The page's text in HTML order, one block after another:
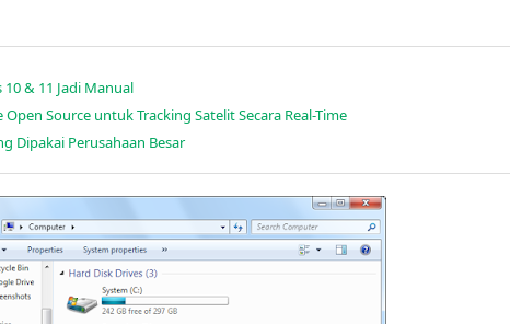
& 11 Jadi Manual
Source untuk Tracking Satelit Secara Real-Time
Dipakai Perusahaan Besar